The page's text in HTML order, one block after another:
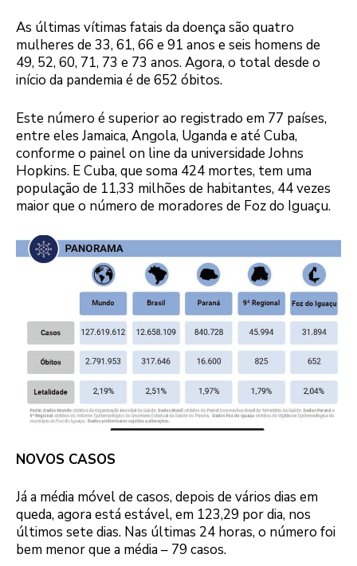
As últimas vítimas fatais da doença são quatro
mulheres de 33, 61, 66 e 91 anos e seis homens de
49, 52, 60, 71, 73 e 73 anos. Agora, o total desde o
início da pandemia é de 652 óbitos.
Este número é superior ao registrado em 77 países,
entre eles Jamaica, Angola, Uganda e até Cuba,
conforme o painel on line da universidade Johns
Hopkins. E Cuba, que soma 424 mortes, tem uma
população de 11,33 milhões de habitantes, 44 vezes
maior que o número de moradores de Foz do Iguaçu.
NOVOS CASOS
Já a média móvel de casos, depois de vários dias em
queda, agora está estável, em 123,29 por dia, nos
últimos sete dias. Nas últimas 24 horas, o número foi
bem menor que a média – 79 casos.